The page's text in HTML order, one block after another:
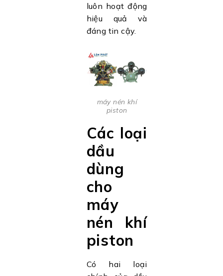
luôn hoạt động
hiệu quả và
đáng tin cậy.
máy nén khí
piston
Các loại
dầu
dùng
cho
máy
nén khí
piston
Có hai loại